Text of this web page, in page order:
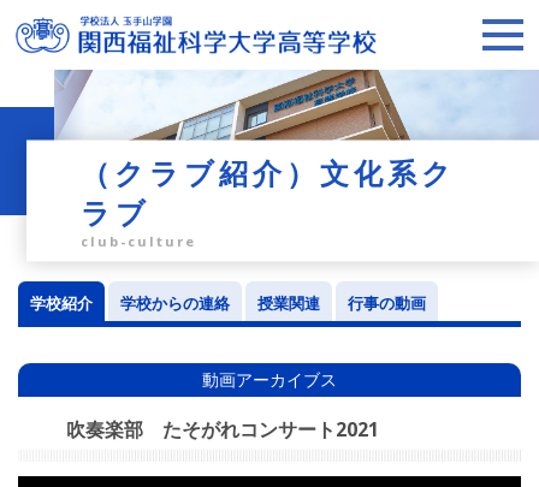
（クラブ紹介）文化系ク
ラブ
club-culture
学校紹介 学校からの連絡 授業関連 行事の動画
動画アーカイブス
吹奏楽部 たそがれコンサート2021